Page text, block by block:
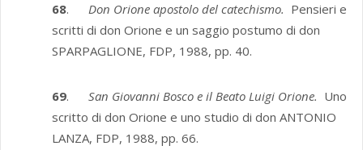
68. Don Orione apostolo del catechismo. Pensieri e
scritti di don Orione e un saggio postumo di don
SPARPAGLIONE, FDP, 1988, pp. 40.
69. San Giovanni Bosco e il Beato Luigi Orione. Uno
scritto di don Orione e uno studio di don ANTONIO
LANZA, FDP, 1988, pp. 66.